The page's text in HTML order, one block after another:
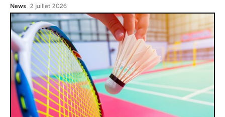
News 2 juillet 2026